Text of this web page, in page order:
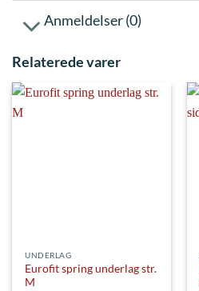
Anmeldelser (0)
Relaterede varer
UNDERLAG
Eurofit spring underlag str.
M